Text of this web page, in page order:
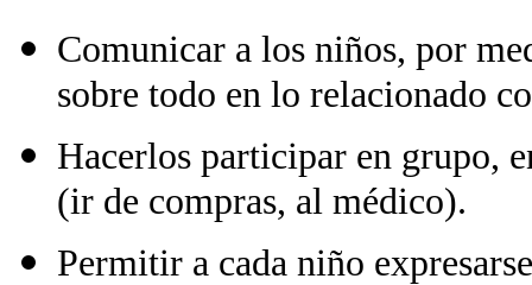
Comunicar a los niños, por
sobre todo en lo relacionado
Hacerlos participar en grupo,
(ir de compras, al médico).
Permitir a cada niño